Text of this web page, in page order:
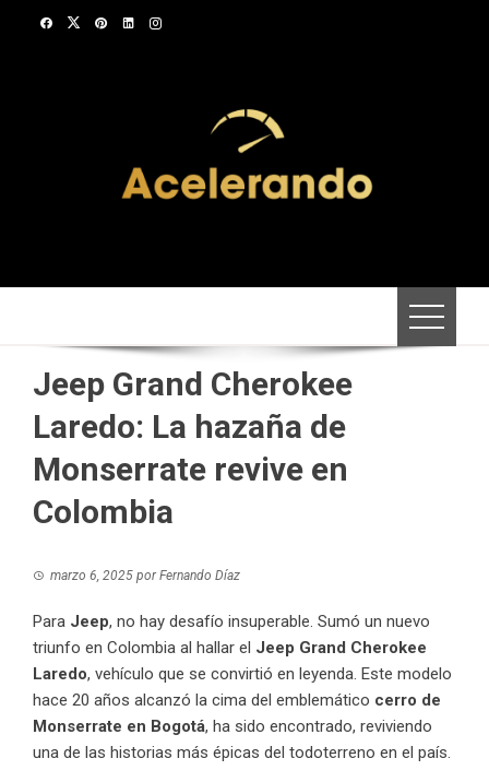
Jeep Grand Cherokee
Laredo: La hazaña de
Monserrate revive en
Colombia
marzo 6, 2025 porFernando Díaz
Para Jeep, no hay desafío insuperable. Sumó un nuevo
triunfo en Colombia al hallar el Jeep Grand Cherokee
Laredo, vehículo que se convirtió en leyenda. Este modelo
hace 20 años alcanzó la cima del emblemático cerro de
Monserrate en Bogotá, ha sido encontrado, reviviendo
una de las historias más épicas del todoterreno en el país.